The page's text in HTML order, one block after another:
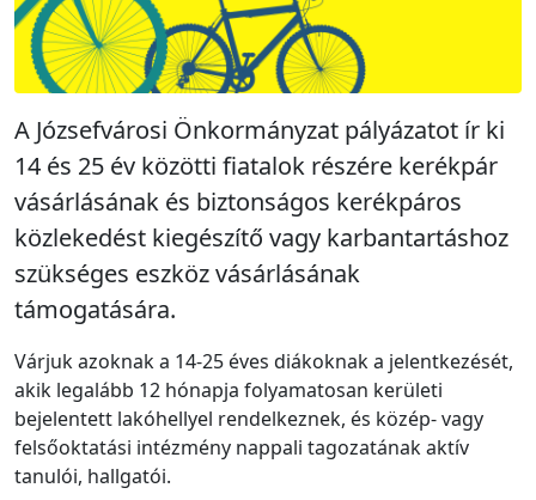
A Józsefvárosi Önkormányzat pályázatot ír ki
14 és 25 év közötti fiatalok részére kerékpár
vásárlásának és biztonságos kerékpáros
közlekedést kiegészítő vagy karbantartáshoz
szükséges eszköz vásárlásának
támogatására.
Várjuk azoknak a 14-25 éves diákoknak a jelentkezését,
akik legalább 12 hónapja folyamatosan kerületi
bejelentett lakóhellyel rendelkeznek, és közép- vagy
felsőoktatási intézmény nappali tagozatának aktív
tanulói, hallgatói.